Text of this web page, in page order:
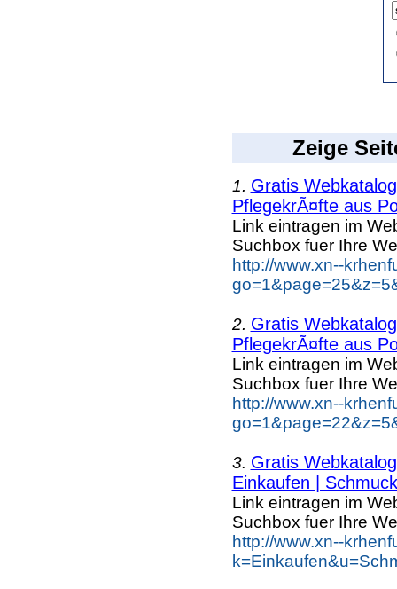
Zeige
1. Gratis
PflegekrÃ¤fte aus
Link eintragen im
Suchbox fuer Ihre
http://www.xn--
2. Gratis
PflegekrÃ¤fte aus
Link eintragen im
Suchbox fuer Ihre
http://www.xn--
3. Gratis
Einkaufen | Schmuck
Link eintragen im
Suchbox fuer Ihre
http://www.xn--